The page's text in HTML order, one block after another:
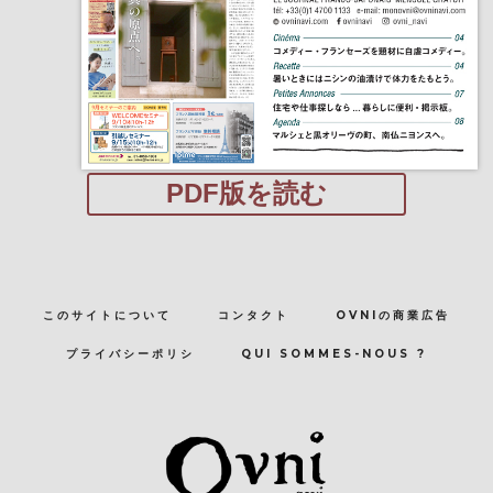
PDF版を読む
このサイトについて コンタクト OVNIの商業広告
プライバシーポリシ QUI SOMMES-NOUS ?